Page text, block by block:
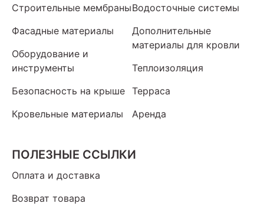
Строительные мембраны
Фасадные материалы
Оборудование и
инструменты
Безопасность на крыше
Кровельные материалы
Водосточные системы
Дополнительные
материалы для кровли
Теплоизоляция
Терраса
Аренда
ПОЛЕЗНЫЕ ССЫЛКИ
Оплата и доставка
Возврат товара